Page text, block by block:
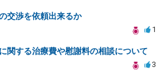
交渉を依頼出来るか
1
関する治療費や慰謝料の相談について
3